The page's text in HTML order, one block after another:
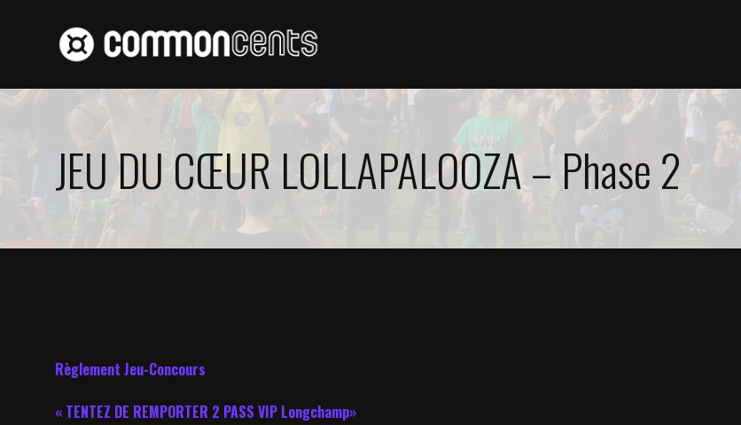
JEU DU CŒUR LOLLAPALOOZA – Phase 2
Règlement Jeu-Concours
« TENTEZ DE REMPORTER 2 PASS VIP Longchamp»